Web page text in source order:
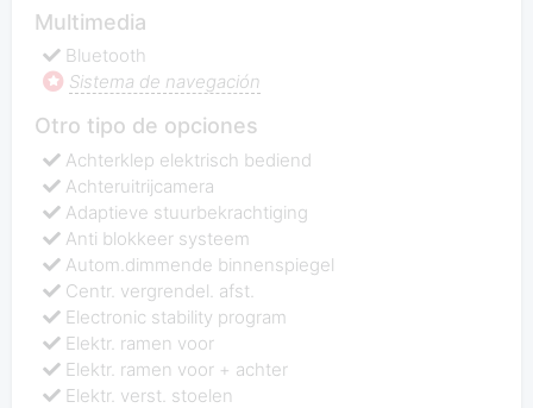
Multimedia
Bluetooth
Sistema de navegación
Otro tipo de opciones
Achterklep elektrisch bediend
Achteruitrijcamera
Adaptieve stuurbekrachtiging
Anti blokkeer systeem
Autom.dimmende binnenspiegel
Centr. vergrendel. afst.
Electronic stability program
Elektr. ramen voor
Elektr. ramen voor + achter
Elektr. verst. stoelen